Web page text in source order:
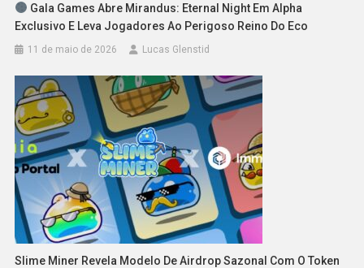
Gala Games Abre Mirandus: Eternal Night Em Alpha
Exclusivo E Leva Jogadores Ao Perigoso Reino Do Eco
11 de maio de 2026 Lucas Glenstid
Slime Miner Revela Modelo De Airdrop Sazonal Com O Token